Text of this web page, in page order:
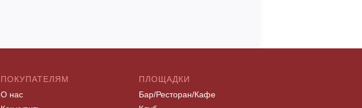
ПОКУПАТЕЛЯМ
О нас
ПЛОЩАДКИ
Бар/Ресторан/Кафе